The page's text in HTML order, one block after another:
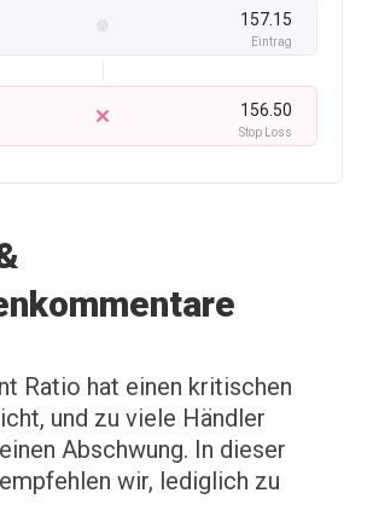
157.15
Eintrag
156.50
Stop Loss
Ratio hat einen kritischen
und zu viele Händler
Abschwung. In dieser
wir, lediglich zu